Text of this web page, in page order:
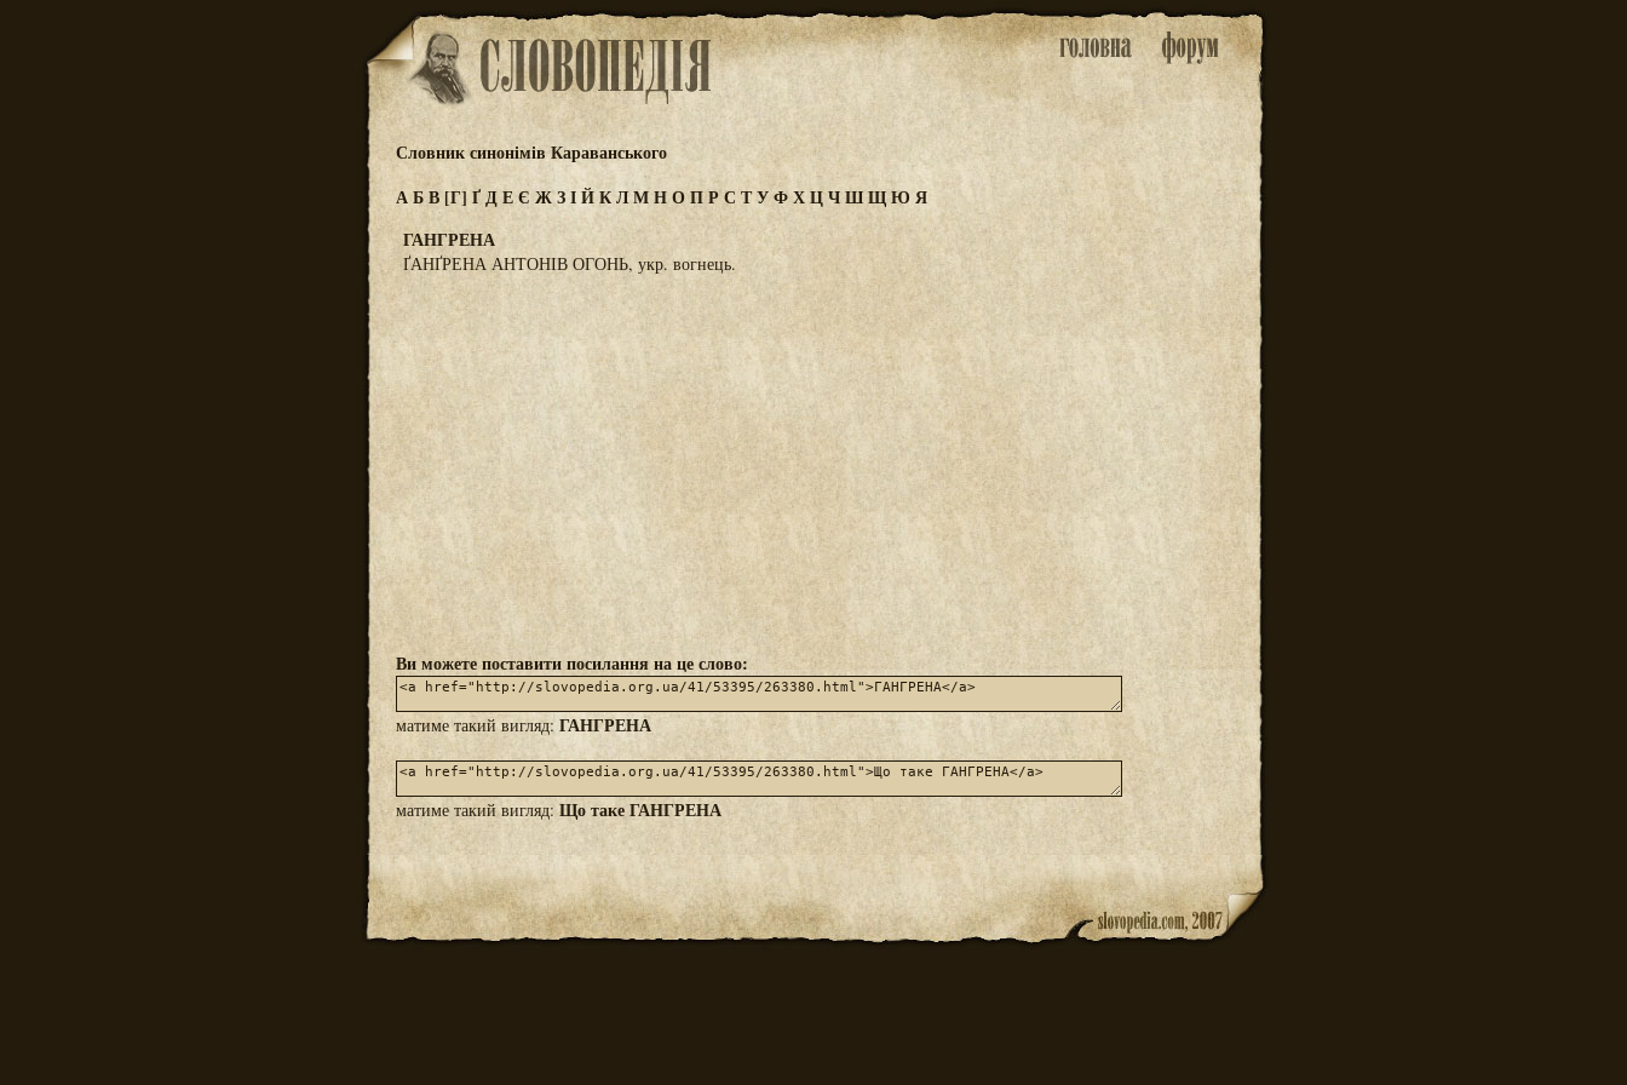
Словник синонімів Караванського
АБВ[Г] ҐДЕЄ ЖЗІЙКЛМНОПРС ТУФХЦЧШЩЮ Я
ГАНГРЕНА
ҐАНҐРЕНА АНТОНІВ ОГОНЬ, укр. вогнець.
Ви можете поставити посилання на це слово:
матиме такий вигляд: ГАНГРЕНА
матиме такий вигляд:Що таке ГАНГРЕНА